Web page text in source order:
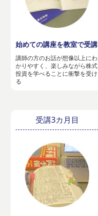
始めての講座を教室で受講
講師の方のお話が想像以上にわ
かりやすく、楽しみながら株式
投資を学べることに衝撃を受け
る
受講3カ月目